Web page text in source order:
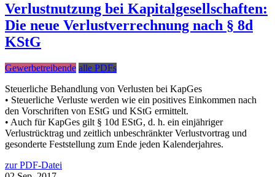
Verlustnutzung bei Kapitalgesellschaften:
Die neue Verlustverrechnung nach § 8d
KStG
Gewerbetreibende alle PDFs
Steuerliche Behandlung von Verlusten bei KapGes
• Steuerliche Verluste werden wie ein positives Einkommen nach
den Vorschriften von EStG und KStG ermittelt.
• Auch für KapGes gilt § 10d EStG, d. h. ein einjähriger
Verlustrücktrag und zeitlich unbeschränkter Verlustvortrag und
gesonderte Feststellung zum Ende jeden Kalenderjahres.
zur PDF-Datei